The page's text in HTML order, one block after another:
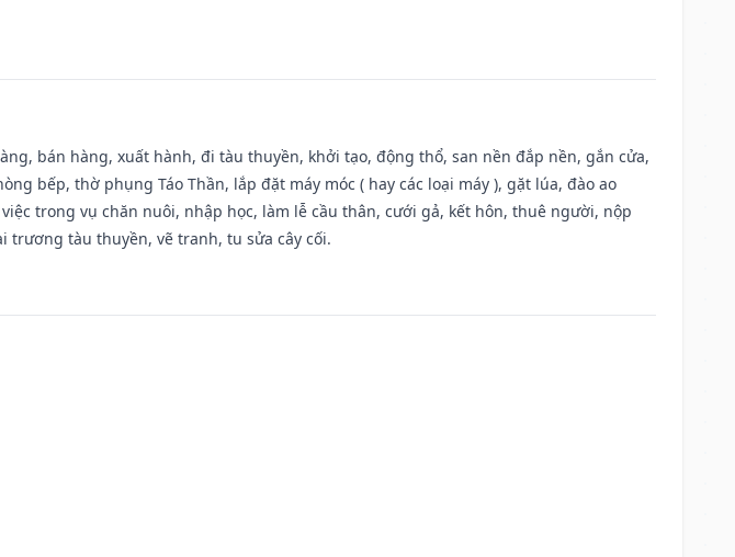
bán hàng, xuất hành, đi tàu thuyền, khởi tạo, động thổ, san nền đắp nền, gắn cửa,
bếp, thờ phụng Táo Thần, lắp đặt máy móc ( hay các loại máy ), gặt lúa, đào ao
trong vụ chăn nuôi, nhập học, làm lễ cầu thân, cưới gả, kết hôn, thuê người, nộp
trương tàu thuyền, vẽ tranh, tu sửa cây cối.